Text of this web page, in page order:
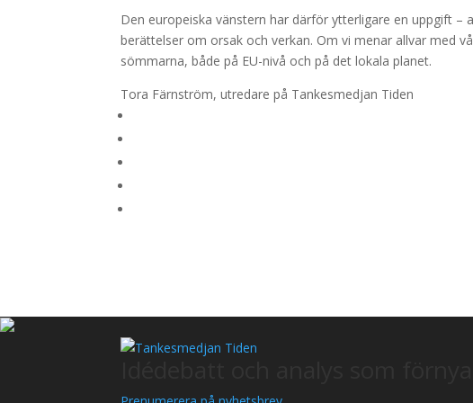
Den europeiska vänstern har därför ytterligare en uppgift
berättelser om orsak och verkan. Om vi menar allvar med
sömmarna, både på EU-nivå och på det lokala planet.
Tora Färnström, utredare på Tankesmedjan Tiden